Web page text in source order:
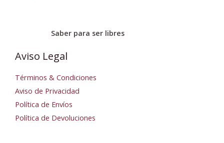
Saber para ser libres
Aviso Legal
Términos & Condiciones
Aviso de Privacidad
Política de Envíos
Política de Devoluciones